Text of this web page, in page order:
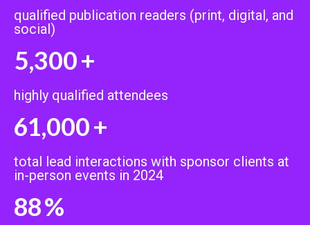
qualified publication readers (print, digital, and
social)
5,300+
highly qualified attendees
61,000+
total lead interactions with sponsor clients at
in-person events in 2024
88%